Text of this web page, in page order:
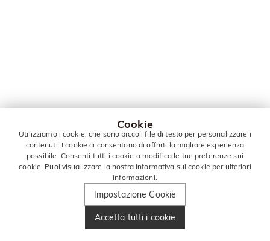
Cookie
Utilizziamo i cookie, che sono piccoli file di testo per personalizzare i
contenuti. I cookie ci consentono di offrirti la migliore esperienza
possibile. Consenti tutti i cookie o modifica le tue preferenze sui
cookie. Puoi visualizzare la nostra Informativa sui cookie per ulteriori
informazioni.
Impostazione Cookie
Accetta tutti i cookie